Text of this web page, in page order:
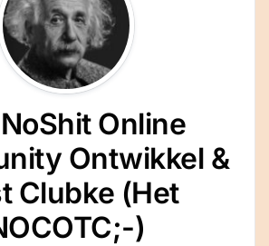
Online
Ontwikkel &
Clubke (Het
)